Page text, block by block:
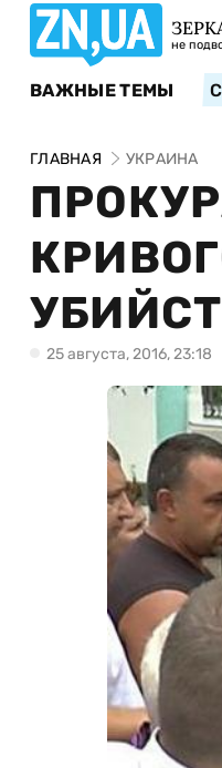
не
ВАЖНЫЕ ТЕМЫ
ГЛАВНАЯ УКРАИНА
25 августа, 2016, 23:18